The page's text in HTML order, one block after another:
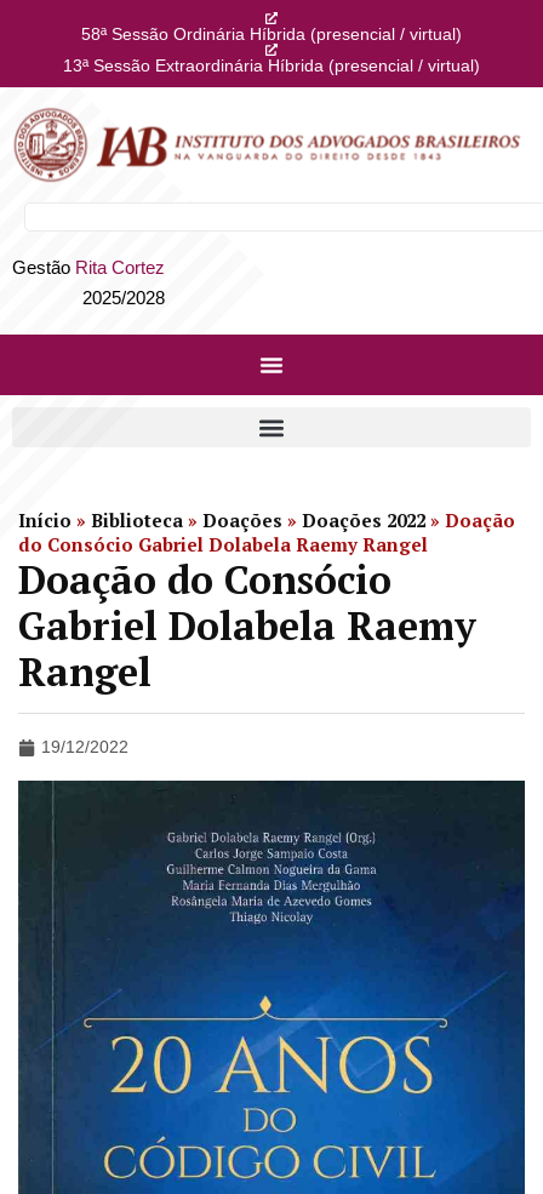
58ª Sessão Ordinária Híbrida (presencial / virtual)
13ª Sessão Extraordinária Híbrida (presencial / virtual)
Gestão Rita Cortez
2025/2028
Início » Biblioteca » Doações » Doações 2022 » Doação
do Consócio Gabriel Dolabela Raemy Rangel
Doação do Consócio
Gabriel Dolabela Raemy
Rangel
19/12/2022